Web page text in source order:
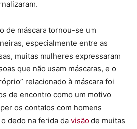
de máscara tornou-se um
especialmente entre as
muitas mulheres expressaram
que não usam máscaras, e o
relacionado à máscara foi
de encontro como um motivo
os contatos com homens
dedo na ferida da visão de muitas